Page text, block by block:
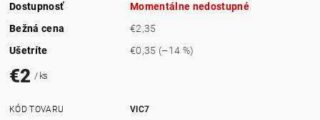
Dostupnosť
Momentálne nedostupné
Bežná cena
€2,35
Ušetríte
€0,35 (–14 %)
€2 / ks
KÓD TOVARU
VIC7